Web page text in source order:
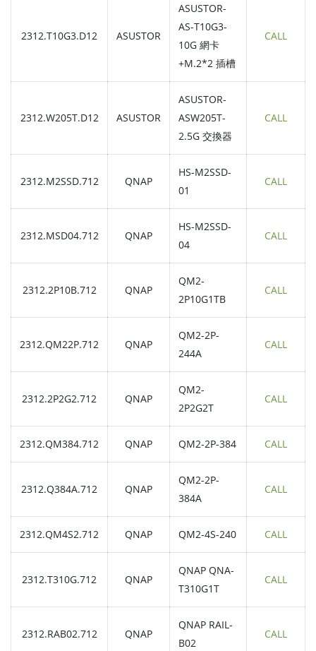
2312.T10G3.D12 ASUSTOR
ASUSTOR-
AS-T10G3-
10G 網卡
+M.2*2 插槽
CALL
2312.W205T.D12 ASUSTOR
ASUSTOR-
ASW205T-
2.5G 交換器
CALL
2312.M2SSD.712 QNAP
HS-M2SSD-
01
CALL
2312.MSD04.712 QNAP
HS-M2SSD-
04
CALL
2312.2P10B.712 QNAP
QM2-
2P10G1TB
CALL
2312.QM22P.712 QNAP
QM2-2P-
244A
CALL
2312.2P2G2.712 QNAP
QM2-
2P2G2T
CALL
2312.QM384.712 QNAP QM2-2P-384 CALL
2312.Q384A.712 QNAP
QM2-2P-
384A
CALL
2312.QM4S2.712 QNAP QM2-4S-240 CALL
2312.T310G.712 QNAP
QNAP QNA-
T310G1T
CALL
2312.RAB02.712 QNAP
QNAP RAIL-
B02
CALL